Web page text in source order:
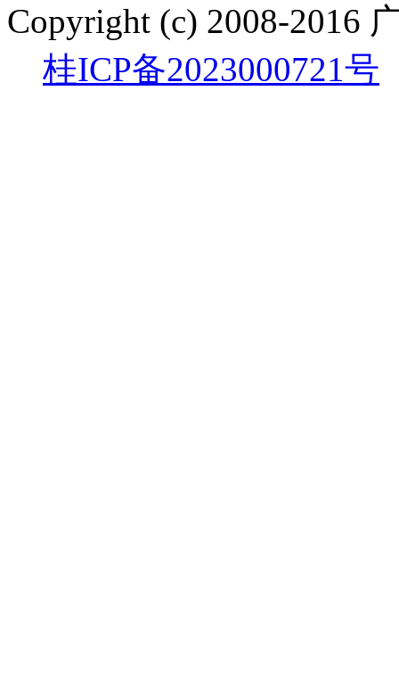
Copyright (c) 2008-2016
桂ICP备2023000721号